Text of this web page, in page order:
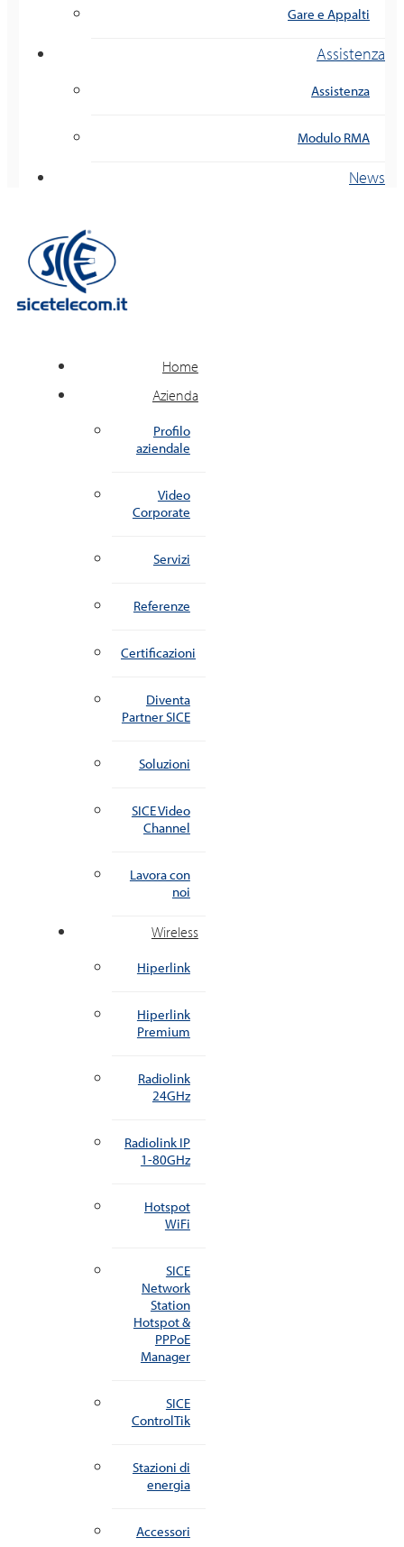
Gare e Appalti
Assistenza
Assistenza
Modulo RMA
News
Home
Azienda
Profilo
aziendale
Video
Corporate
Servizi
Referenze
Certificazioni
Diventa
Partner SICE
Soluzioni
SICE Video
Channel
Lavora con
noi
Wireless
Hiperlink
Hiperlink
Premium
Radiolink
24GHz
Radiolink IP
1-80GHz
Hotspot
WiFi
SICE
Network
Station
Hotspot &
PPPoE
Manager
SICE
ControlTik
Stazioni di
energia
Accessori